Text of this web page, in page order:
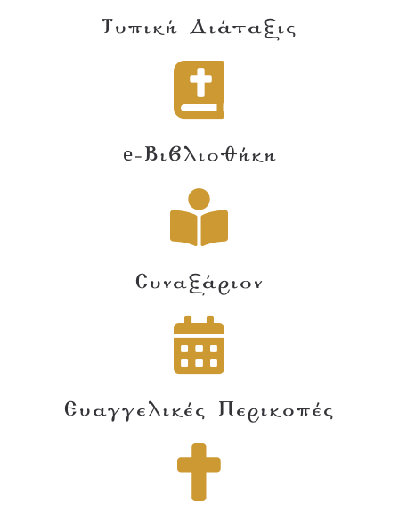
Τυπική Διάταξις
e-Βιβλιοθήκη
Συναξάριον
Ευαγγελικές Περικοπές